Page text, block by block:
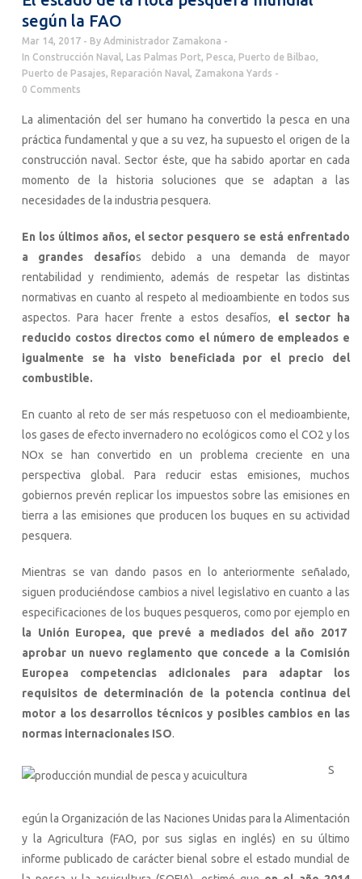
según la FAO
Mar 14, 2017 By Administrador Zamakona
In Construcción Naval, Las Palmas Port, Pesca, Puerto de Bilbao,
Puerto de Pasajes, Reparación Naval, Zamakona Yards
0 Comments
La alimentación del ser humano ha convertido la pesca en una
práctica fundamental y que a su vez, ha supuesto el origen de la
construcción naval. Sector éste, que ha sabido aportar en cada
momento de la historia soluciones que se adaptan a las
necesidades de la industria pesquera.
En los últimos años, el sector pesquero se está enfrentado
a grandes desafíos debido a una demanda de mayor
rentabilidad y rendimiento, además de respetar las distintas
normativas en cuanto al respeto al medioambiente en todos sus
aspectos. Para hacer frente a estos desafíos, el sector ha
reducido costos directos como el número de empleados e
igualmente se ha visto beneficiada por el precio del
combustible.
En cuanto al reto de ser más respetuoso con el medioambiente,
los gases de efecto invernadero no ecológicos como el CO2 y los
NOx se han convertido en un problema creciente en una
perspectiva global. Para reducir estas emisiones, muchos
gobiernos prevén replicar los impuestos sobre las emisiones en
tierra a las emisiones que producen los buques en su actividad
pesquera.
Mientras se van dando pasos en lo anteriormente señalado,
siguen produciéndose cambios a nivel legislativo en cuanto a las
especificaciones de los buques pesqueros, como por ejemplo en
la Unión Europea, que prevé a mediados del año 2017
aprobar un nuevo reglamento que concede a la Comisión
Europea competencias adicionales para adaptar los
requisitos de determinación de la potencia continua del
motor a los desarrollos técnicos y posibles cambios en las
normas internacionales ISO.
S
egún la Organización de las Naciones Unidas para la Alimentación
y la Agricultura (FAO, por sus siglas en inglés) en su último
informe publicado de carácter bienal sobre el estado mundial de